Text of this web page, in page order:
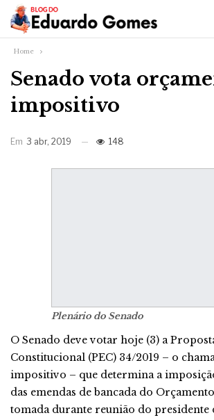
Home
Senado vota
impositivo
Em 3 abr, 2019 148
Plenário do Senado
O Senado deve votar hoje (3) a
Constitucional (PEC) 34/2019 – o
impositivo – que determina a
das emendas de bancada do
tomada durante reunião do presidente